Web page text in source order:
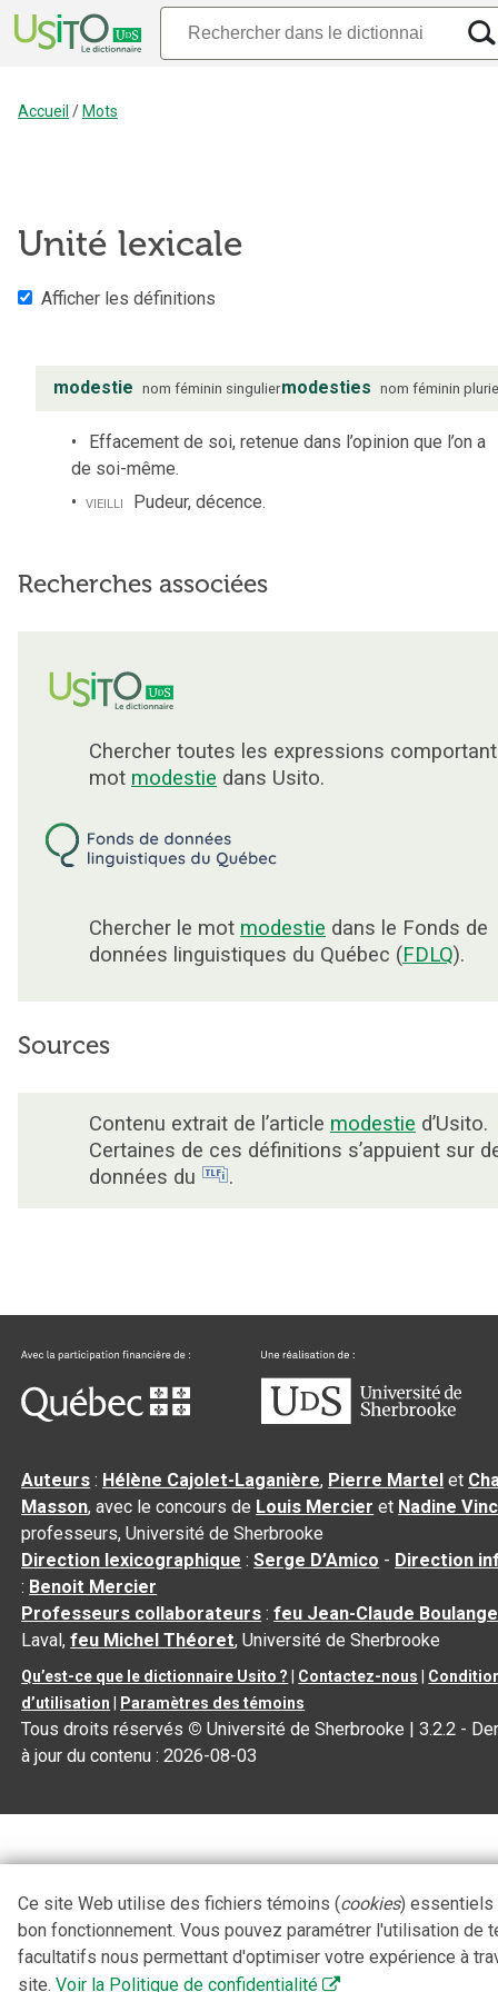
Accueil / Mots
Unité lexicale
Afficher les définitions
modestie nom féminin singuliermodesties nom féminin
Effacement de soi, retenue dans l’opinion que l’on a
de soi-même.
vieilli Pudeur, décence.
Recherches associées
Chercher toutes les expressions
mot modestie dans Usito.
Chercher le mot modestie dans le Fonds de
données linguistiques du Québec (FDLQ).
Sources
Contenu extrait de l’article modestie d’Usito.
Certaines de ces définitions s’appuient sur
données du
.
Auteurs : Hélène Cajolet-Laganière, Pierre Martel et
Masson, avec le concours de Louis Mercier et Nadine
professeurs, Université de Sherbrooke
Direction lexicographique :Serge D’Amico - Direction
: Benoit Mercier
Professeurs collaborateurs :feu Jean-Claude
Laval,feu Michel Théoret, Université de Sherbrooke
Qu’est-ce que le dictionnaire Usito ? Contactez-nous
d’utilisation
Paramètres des témoins
Tous droits réservés © Université de Sherbrooke |3.2.2 -
à jour du contenu :2026-08-03
Ce site Web utilise des fichiers témoins (cookies) essentiels
bon fonctionnement. Vous pouvez paramétrer l'utilisation de
facultatifs nous permettant d'optimiser votre expérience à
site. Voir la Politique de confidentialité